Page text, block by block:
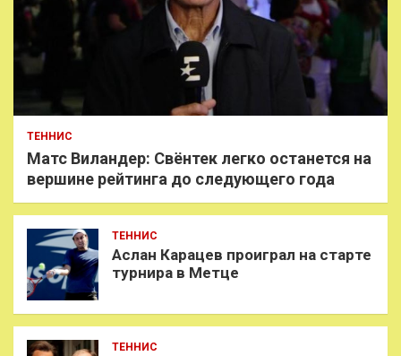
ТЕННИС
Матс Виландер: Свёнтек легко останется на
вершине рейтинга до следующего года
ТЕННИС
Аслан Карацев проиграл на старте
турнира в Метце
ТЕННИС